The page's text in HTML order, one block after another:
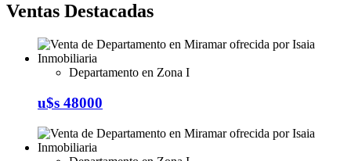
Ventas Destacadas
Departamento en Zona I
u$s 48000